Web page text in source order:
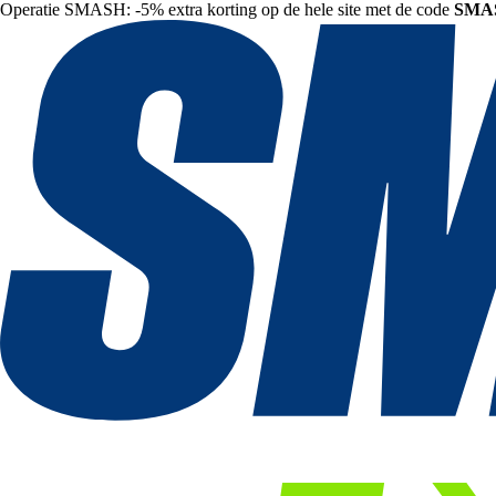
Operatie SMASH: -5% extra korting op de hele site met de code